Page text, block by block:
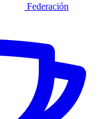
Federación